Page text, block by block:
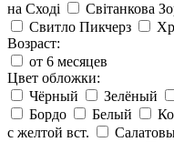
на Сході
Світанкова
Свитло Пикчерз
Возраст:
от 6 месяцев
Цвет обложки:
Чёрный
Зелёный
Бордо
Белый
с желтой вст.